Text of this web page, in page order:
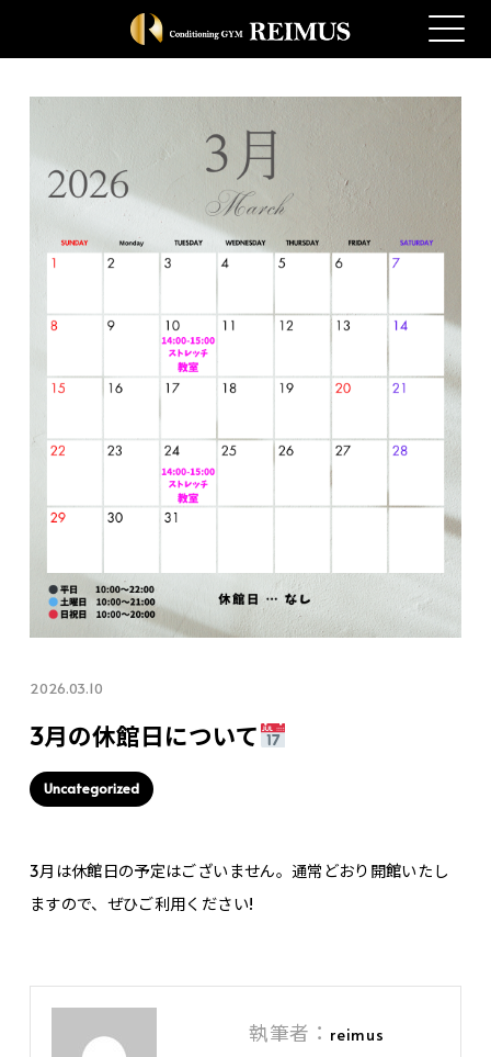
2026.03.10
3月の休館日について
Uncategorized
3月は休館日の予定はございません。通常どおり開館いたし
ますので、ぜひご利用ください!
執筆者： reimus